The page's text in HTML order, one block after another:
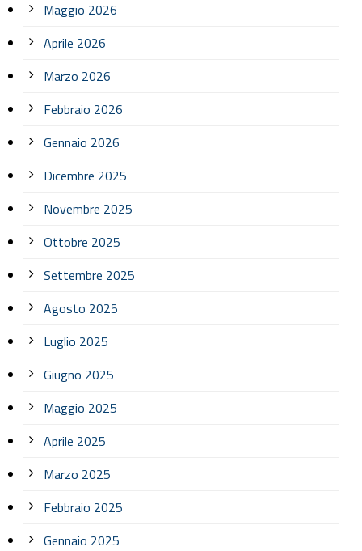
Maggio 2026
Aprile 2026
Marzo 2026
Febbraio 2026
Gennaio 2026
Dicembre 2025
Novembre 2025
Ottobre 2025
Settembre 2025
Agosto 2025
Luglio 2025
Giugno 2025
Maggio 2025
Aprile 2025
Marzo 2025
Febbraio 2025
Gennaio 2025